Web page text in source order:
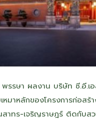
พรรษา ผลงาน บริษัท ซี.อี.
หมาหลักของโครงการก่อ
าทร-เจริญราษฎร์ ติดกับส